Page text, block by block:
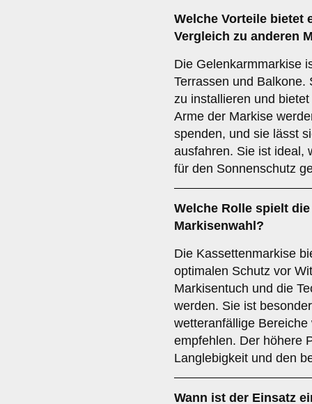
Welche Vorteile bietet
Vergleich zu anderen
Die Gelenkarmmarkise
Terrassen und Balkone.
zu installieren und
Arme der Markise
spenden, und sie lässt
ausfahren. Sie ist ideal,
für den Sonnenschutz
Welche Rolle spielt
Markisenwahl?
Die Kassettenmarkise
optimalen Schutz vor
Markisentuch und die
werden. Sie ist
wetteranfällige
empfehlen. Der höhere
Langlebigkeit und den
Wann ist der Einsatz